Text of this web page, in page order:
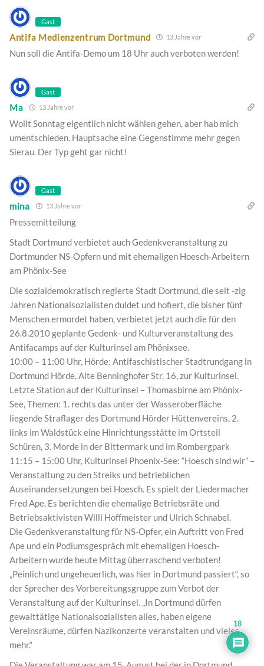
Gast
Antifa Medienzentrum Dortmund 13 Jahre vor
Nun soll die Antifa-Demo um 18 Uhr auch verboten werden!
Gast
Ma 13 Jahre vor
Wollt Sonntag eigentlich nicht wählen gehen, aber hab mich
umentschieden. Hauptsache eine Gegenstimme mehr gegen
Sierau. Der Typ geht gar nicht!
Gast
mina 13 Jahre vor
Pressemitteilung
Stadt Dortmund verbietet auch Gedenkveranstaltung zu
Dortmunder NS-Opfern und mit ehemaligen Hoesch-Arbeitern
am Phönix-See
Die sozialdemokratisch regierte Stadt Dortmund, die seit -zig
Jahren Nationalsozialisten duldet und hofiert, die bisher fünf
Menschen ermordet haben, verbietet jetzt auch die für den
26.8.2010 geplante Gedenk- und Kulturveranstaltung des
Antifacamps auf der Kulturinsel am Phönixsee.
10:00 – 11:00 Uhr, Hörde: Antifaschistischer Stadtrundgang in
Dortmund Hörde, Alte Benninghofer Str. 16, zur Kulturinsel.
Letzte Station auf der Kulturinsel – Thomasbirne am Phönix-
See, Themen: 1. rechts das unter der Wasseroberfläche
liegende Straflager des Dortmund Hörder Hüttenvereins, 2.
links im Waldstück eine Hinrichtungsstätte im Ortsteil
Schüren, 3. Morde in der Bittermark und im Rombergpark
11:15 – 15:00 Uhr, Kulturinsel Phoenix-See: “Hoesch sind wir” –
Veranstaltung zu den Streiks und betrieblichen
Auseinandersetzungen bei Hoesch. Es spielt der Liedermacher
Fred Ape. Es berichten die ehemalige Betriebsräte und
Betriebsaktivisten Willi Hoffmeister und Ulrich Schnabel.
Die Gedenkveranstaltung für NS-Opfer, ein Auftritt von Fred
Ape und ein Podiumsgespräch mit ehemaligen Hoesch-
Arbeitern wurde heute Mittag überraschend verboten!
„Peinlich und ungeheuerlich, was hier in Dortmund passiert“, so
der Sprecher des Vorbereitungsgruppe zum Verbot der
Veranstaltung auf der Kulturinsel. „In Dortmund dürfen
gewalttätige Nationalsozialisten alles, haben eigene
Vereinsräume, dürfen Nazikonzerte veranstalten und vieles
mehr.“
18